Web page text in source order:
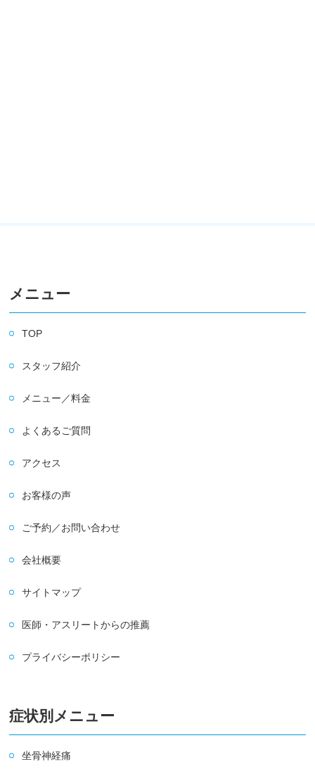
メニュー
TOP
スタッフ紹介
メニュー／料金
よくあるご質問
アクセス
お客様の声
ご予約／お問い合わせ
会社概要
サイトマップ
医師・アスリートからの推薦
プライバシーポリシー
症状別メニュー
坐骨神経痛